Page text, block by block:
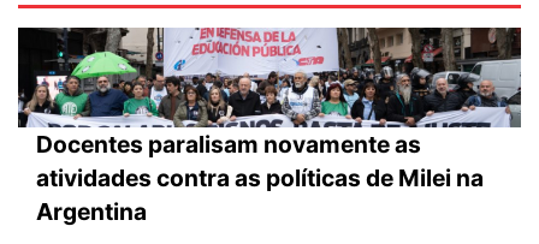
Docentes paralisam novamente as
atividades contra as políticas de Milei na
Argentina